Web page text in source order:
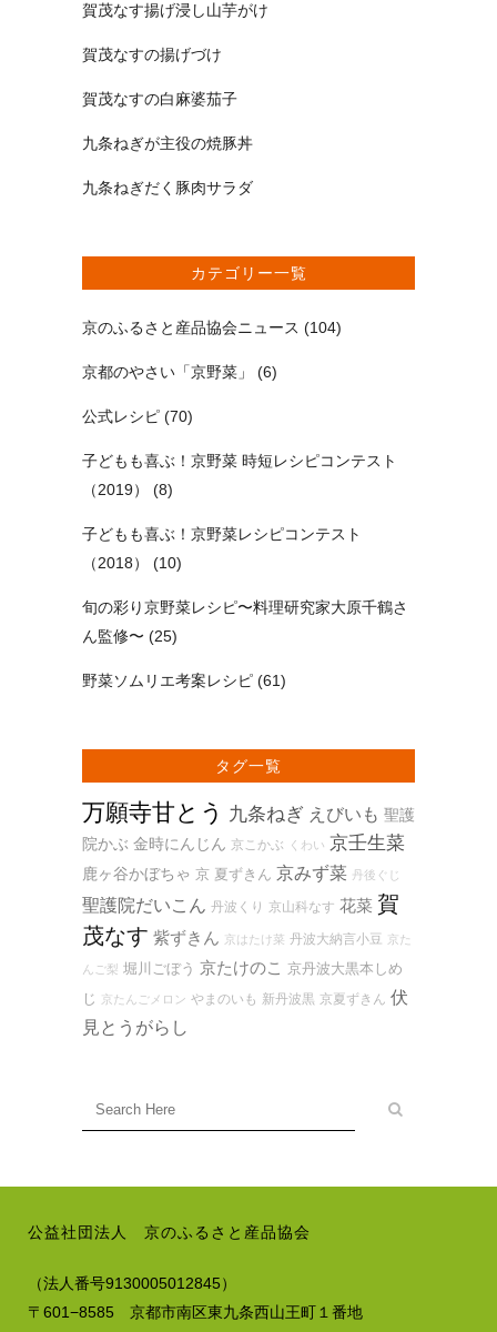
賀茂なす揚げ浸し山芋がけ
賀茂なすの揚げづけ
賀茂なすの白麻婆茄子
九条ねぎが主役の焼豚丼
九条ねぎだく豚肉サラダ
カテゴリー一覧
京のふるさと産品協会ニュース (104)
京都のやさい「京野菜」 (6)
公式レシピ (70)
子どもも喜ぶ！京野菜 時短レシピコンテスト
（2019）
(8)
子どもも喜ぶ！京野菜レシピコンテスト
（2018）
(10)
旬の彩り京野菜レシピ〜料理研究家大原千鶴さ
ん監修〜 (25)
野菜ソムリエ考案レシピ (61)
タグ一覧
万願寺甘とう 九条ねぎ えびいも 聖護
院かぶ 金時にんじん 京こかぶ くわい 京壬生菜
鹿ヶ谷かぼちゃ 京 夏ずきん 京みず菜 丹後ぐじ
聖護院だいこん 丹波くり 京山科なす 花菜 賀
茂なす 紫ずきん 京はたけ菜 丹波大納言小豆 京た
んご梨 堀川ごぼう 京たけのこ 京丹波大黒本しめ
じ
京たんごメロン やまのいも 新丹波黒 京夏ずきん 伏
見とうがらし
公益社団法人 京のふるさと産品協会
（法人番号9130005012845）
〒601−8585 京都市南区東九条西山王町１番地